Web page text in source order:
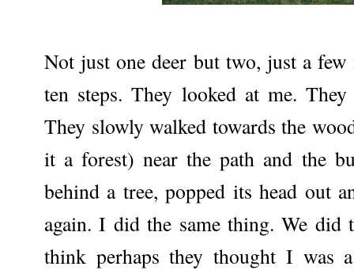
Not just one deer but two, just a few
ten steps. They looked at me. They
They slowly walked towards the
it a forest) near the path and the
behind a tree, popped its head out
again. I did the same thing. We
think perhaps they thought I was